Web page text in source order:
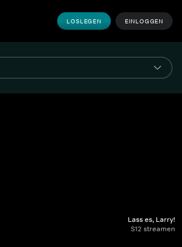
LOSLEGEN EINLOGGEN
Lass es, Larry!
S12 streamen